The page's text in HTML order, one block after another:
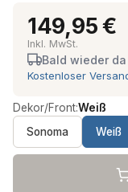
149,95 €
Inkl. MwSt.
Bald wieder
Kostenloser
Dekor/Front:Weiß
Sonoma
Weiß